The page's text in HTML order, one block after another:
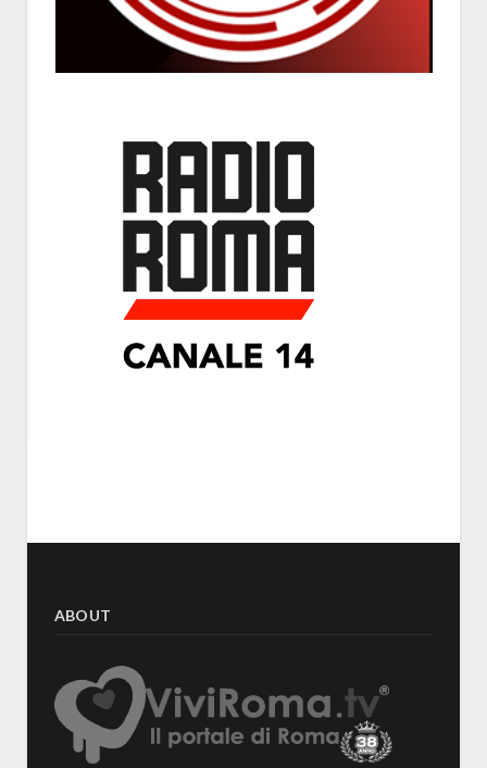
ABOUT